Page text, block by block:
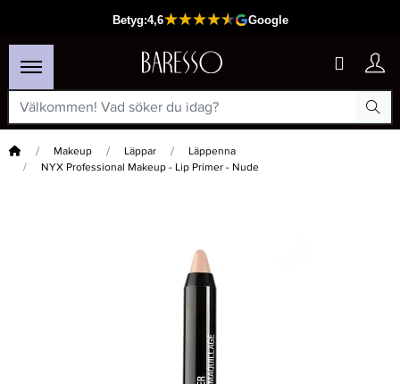
Hem Makeup Läppar
Läppenna
NYX Professional Makeup - Lip Primer - Nude